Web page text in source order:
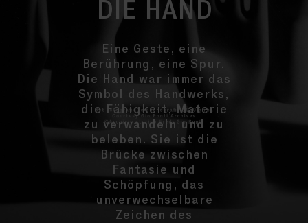
DIE HAND
Eine Geste, eine
Berührung, eine Spur.
Die Hand war immer das
Symbol des Handwerks,
die Fähigkeit, Materie
zu verwandeln und zu
beleben. Sie ist die
Brücke zwischen
Fantasie und
Schöpfung, das
unverwechselbare
Zeichen des